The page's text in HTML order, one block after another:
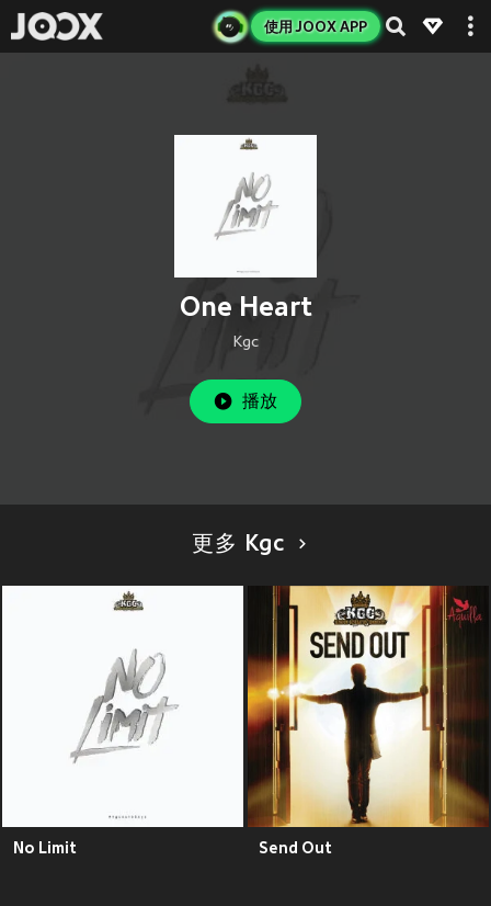
使用 JOOX APP
One Heart
Kgc
播放
更多 Kgc
No Limit Send Out